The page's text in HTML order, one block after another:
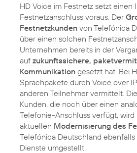
HD Voice im Festnetz setzt einen
Festnetzanschluss voraus. Der
Festnetzkunden von Telefónica
über einen solchen
Unternehmen bereits in der
auf zukunftssichere,
Kommunikation gesetzt hat. Bei
Sprachpakete durch Voice over
anderen Teilnehmer vermittelt.
Kunden, die noch über einen
Telefonie-Anschluss verfügt, wird
aktuellen Modernisierung des
Telefónica Deutschland
Dienste umgestellt.